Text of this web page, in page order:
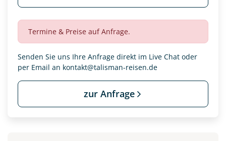
Termine & Preise auf Anfrage.
Senden Sie uns Ihre Anfrage direkt im Live Chat oder
per Email an kontakt@talisman-reisen.de
zur Anfrage
Datenschutz & Transparenz ist uns sehr wichtig!